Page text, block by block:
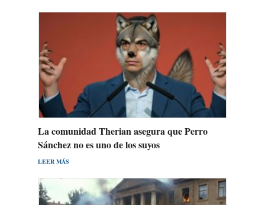
La comunidad Therian asegura que Perro
Sánchez no es uno de los suyos
LEER MÁS